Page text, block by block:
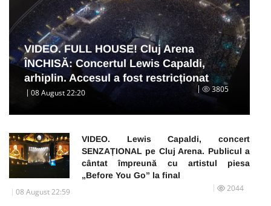
VIDEO. FULL HOUSE! Cluj Arena
ÎNCHISĂ: Concertul Lewis Capaldi,
arhiplin. Accesul a fost restricționat
08 August 22:20 3805
VIDEO. Lewis Capaldi, concert
SENZAȚIONAL pe Cluj Arena. Publicul a
cântat împreună cu artistul piesa
„Before You Go” la final
08 August 22:59 2044